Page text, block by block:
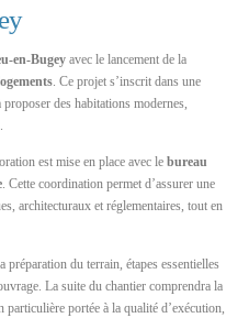
en-Bugey avec le lancement de la
. Ce projet s’inscrit dans une
des habitations modernes,
est mise en place avec le bureau
. Cette coordination permet d’assurer une
architecturaux et réglementaires, tout en
préparation du terrain, étapes essentielles
La suite du chantier comprendra la
portée à la qualité d’exécution,